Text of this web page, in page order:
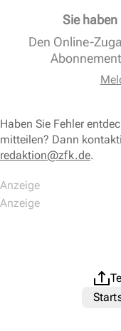
Sie
Den Online-
Haben Sie Fehler
mitteilen? Dann
redaktion@zfk.de.